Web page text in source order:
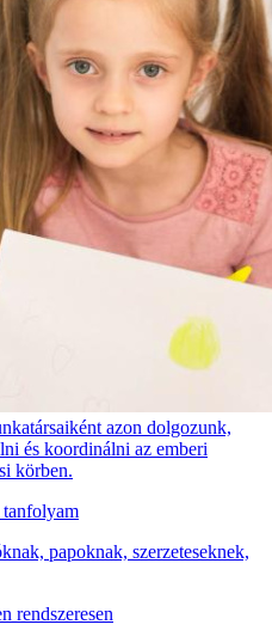
azon dolgozunk,
és koordinálni az emberi
körben.
tanfolyam
papoknak, szerzeteseknek,
rendszeresen